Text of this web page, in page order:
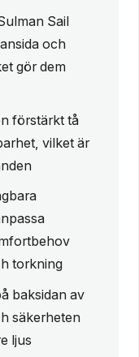
Sail
och
gör dem
förstärkt tå
vilket är
torkning
baksidan av
säkerheten
ljus